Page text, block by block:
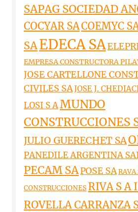
SAPAG SOCIEDAD
COCYAR SACOEMYC
SAEDECA SA
EMPRESA CONSTRUCTORA
JOSE CARTELLONE
CIVILES SAJOSE J.
LOSI S AMUNDO
CONSTRUCCIONES
JULIO GUERECHET SA
PANEDILE ARGENTINA
PECAM SAPOSE SARAVA
CONSTRUCCIONES RIVA S A
ROVELLA CARRANZA